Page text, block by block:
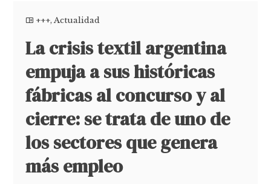
+++,Actualidad
La crisis textil argentina
empuja a sus históricas
fábricas al concurso y al
cierre: se trata de uno de
los sectores que genera
más empleo